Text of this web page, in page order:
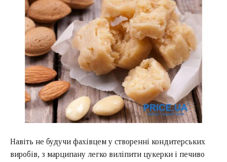
Навіть не будучи фахівцем у створенні кондитерських
виробів, з марципану легко виліпити цукерки і печиво